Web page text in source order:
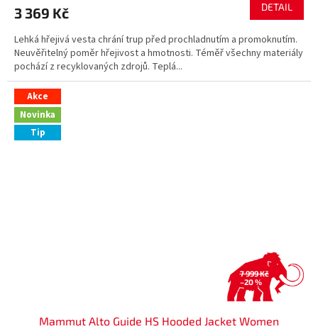
3 369 Kč DETAIL
Lehká hřejivá vesta chrání trup před prochladnutím a promoknutím.
Neuvěřitelný poměr hřejivost a hmotnosti. Téměř všechny materiály
pochází z recyklovaných zdrojů. Teplá...
Akce
Novinka
Tip
7 999 Kč
–20 %
Mammut Alto Guide HS Hooded Jacket Women